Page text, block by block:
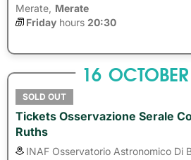
Merate, Merate
Friday hours 20:30
16 OCTOBER
SOLD OUT
Tickets Osservazione Serale
Ruths
INAF Osservatorio Astronomico Di